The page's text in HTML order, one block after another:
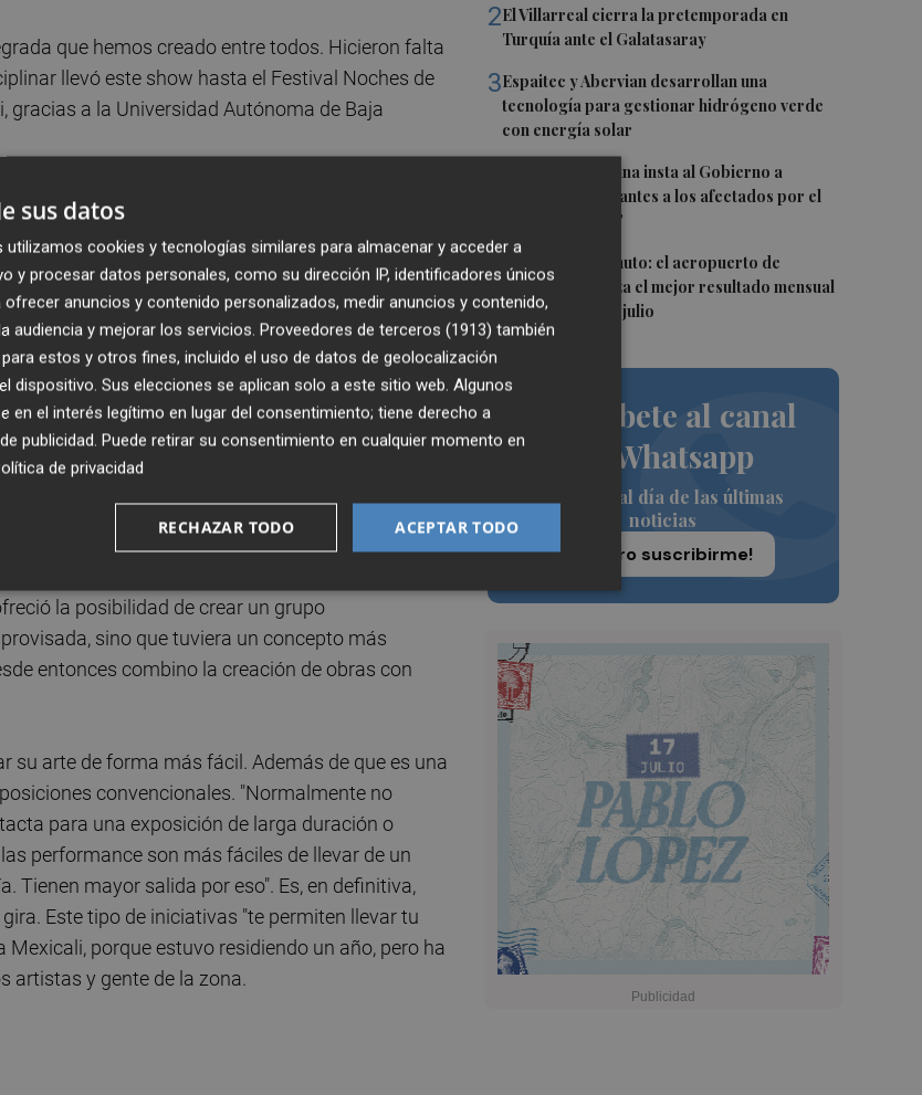
2El Villarreal cierra la pretemporada en
Turquía ante el Galatasaray
3Espaitec y Abervian desarrollan una
tecnología para gestionar hidrógeno verde
con energía solar
Miguel Barrachina insta al Gobierno a
"ayudar cuanto antes a los afectados por el
fuego en La Vall"
5 Sof-IA en un minuto: el aeropuerto de
Castellón alcanza el mejor resultado mensual
de pasajeros en julio
Suscríbete al canal
de Whatsapp
Siempre al día de las últimas
noticias
¡Quiero suscribirme!
que hemos creado entre todos. Hicieron falta
llevó este show hasta el Festival Noches de
a la Universidad Autónoma de Baja
de San Diego, acompañada por el grupo de
grupos no tenían la música subida a Internet y
cuenta la castellonense, que blandió su
música. Aquí mismo, Beltrán inauguró la
varios años.
a la artista acompañar un evento de
porque era una sesión abierta en la que podía
la posibilidad de crear un grupo
sino que tuviera un concepto más
entonces combino la creación de obras con
su arte de forma más fácil. Además de que es una
convencionales. "Normalmente no
para una exposición de larga duración o
performance son más fáciles de llevar de un
Tienen mayor salida por eso". Es, en definitiva,
Este tipo de iniciativas "te permiten llevar tu
porque estuvo residiendo un año, pero ha
artistas y gente de la zona.
sus datos
cookies y tecnologías similares para almacenar y acceder a
y procesar datos personales, como su dirección IP, identificadores únicos
ofrecer anuncios y contenido personalizados, medir anuncios y contenido,
audiencia y mejorar los servicios. Proveedores de terceros (1913) también
estos y otros fines, incluido el uso de datos de geolocalización
dispositivo. Sus elecciones se aplican solo a este sitio web. Algunos
en el interés legítimo en lugar del consentimiento; tiene derecho a
publicidad. Puede retirar su consentimiento en cualquier momento en
de privacidad
ACEPTAR TODO
RECHAZAR TODO